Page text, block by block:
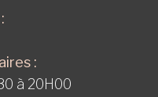
:
à 20H00